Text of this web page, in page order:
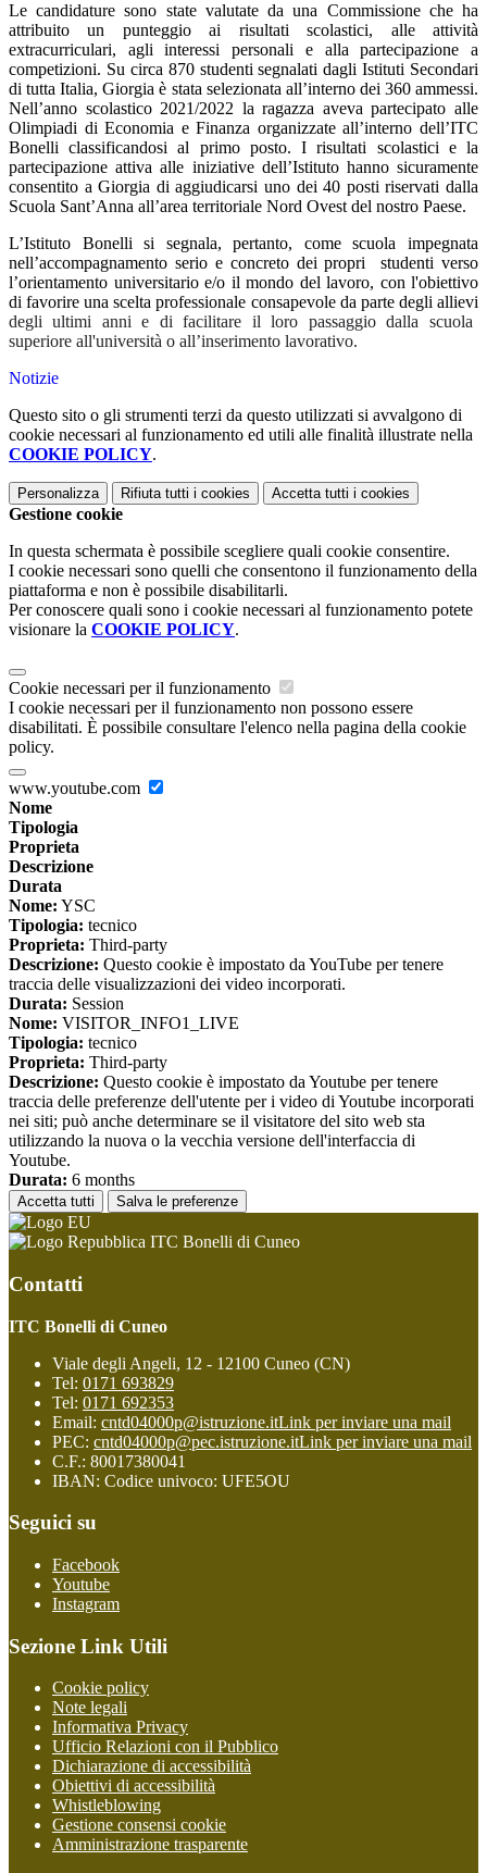
Le candidature sono state valutate da una Commissione che ha
attribuito un punteggio ai risultati scolastici, alle attività
extracurriculari, agli interessi personali e alla partecipazione a
competizioni. Su circa 870 studenti segnalati dagli Istituti Secondari
di tutta Italia, Giorgia è stata selezionata all’interno dei 360 ammessi.
Nell’anno scolastico 2021/2022 la ragazza aveva partecipato alle
Olimpiadi di Economia e Finanza organizzate all’interno dell’ITC
Bonelli classificandosi al primo posto. I risultati scolastici e la
partecipazione attiva alle iniziative dell’Istituto hanno sicuramente
consentito a Giorgia di aggiudicarsi uno dei 40 posti riservati dalla
Scuola Sant’Anna all’area territoriale Nord Ovest del nostro Paese.
L’Istituto Bonelli si segnala, pertanto, come scuola impegnata
nell’accompagnamento serio e concreto dei propri
studenti verso
l’orientamento universitario e/o il mondo del lavoro, con l'obiettivo
di favorire una scelta professionale consapevole da parte degli allievi
degli ultimi anni e di facilitare il loro passaggio dalla scuola
superiore all'università o all’inserimento lavorativo.
Notizie
Questo sito o gli strumenti terzi da questo utilizzati si avvalgono di
cookie necessari al funzionamento ed utili alle finalità illustrate nella
COOKIE POLICY.
Personalizza Rifiuta tutti i cookies Accetta tutti i cookies
Gestione cookie
In questa schermata è possibile scegliere quali cookie consentire.
I cookie necessari sono quelli che consentono il funzionamento della
piattaforma e non è possibile disabilitarli.
Per conoscere quali sono i cookie necessari al funzionamento potete
visionare la COOKIE POLICY.
Cookie necessari per il funzionamento
I cookie necessari per il funzionamento non possono essere
disabilitati. È possibile consultare l'elenco nella pagina della cookie
policy.
www.youtube.com
Nome
Tipologia
Proprieta
Descrizione
Durata
Nome: YSC
Tipologia: tecnico
Proprieta: Third-party
Descrizione: Questo cookie è impostato da YouTube per tenere
traccia delle visualizzazioni dei video incorporati.
Durata: Session
Nome: VISITOR_INFO1_LIVE
Tipologia: tecnico
Proprieta: Third-party
Descrizione: Questo cookie è impostato da Youtube per tenere
traccia delle preferenze dell'utente per i video di Youtube incorporati
nei siti; può anche determinare se il visitatore del sito web sta
utilizzando la nuova o la vecchia versione dell'interfaccia di
Youtube.
Durata: 6 months
Accetta tutti Salva le preferenze
ITC Bonelli di Cuneo
Contatti
ITC Bonelli di Cuneo
Viale degli Angeli, 12 - 12100 Cuneo (CN)
Tel: 0171 693829
Tel: 0171 692353
Email: cntd04000p@istruzione.itLink per inviare una mail
PEC: cntd04000p@pec.istruzione.itLink per inviare una mail
C.F.: 80017380041
IBAN: Codice univoco: UFE5OU
Seguici su
Facebook
Youtube
Instagram
Sezione Link Utili
Cookie policy
Note legali
Informativa Privacy
Ufficio Relazioni con il Pubblico
Dichiarazione di accessibilità
Obiettivi di accessibilità
Whistleblowing
Gestione consensi cookie
Amministrazione trasparente